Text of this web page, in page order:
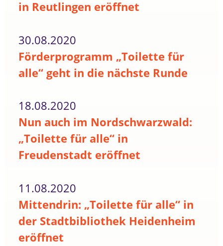
in Reutlingen eröffnet
30.08.2020
Förderprogramm „Toilette für
alle“ geht in die nächste Runde
18.08.2020
Nun auch im Nordschwarzwald:
„Toilette für alle“ in
Freudenstadt eröffnet
11.08.2020
Mittendrin: „Toilette für alle“ in
der Stadtbibliothek Heidenheim
eröffnet